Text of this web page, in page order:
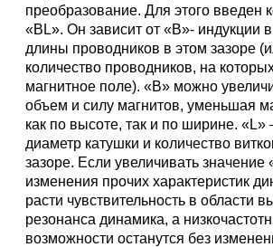
преобразование. Для этого введен
«BL». Он зависит от «B»- индукции
длины проводников в этом зазоре
количество проводников, на
магнитное поле). «B» можно
объем и силу магнитов, уменьшая
как по высоте, так и по ширине.
диаметр катушки и количество
зазоре. Если увеличивать значение
изменения прочих характеристик
расти чувствительность в области
резонанса динамика, а
возможности останутся без